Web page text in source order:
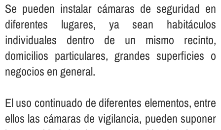
Se pueden instalar cámaras de seguridad en
diferentes lugares, ya sean habitáculos
individuales dentro de un mismo recinto,
domicilios particulares, grandes superficies o
negocios en general.
El uso continuado de diferentes elementos, entre
ellos las cámaras de vigilancia, pueden suponer